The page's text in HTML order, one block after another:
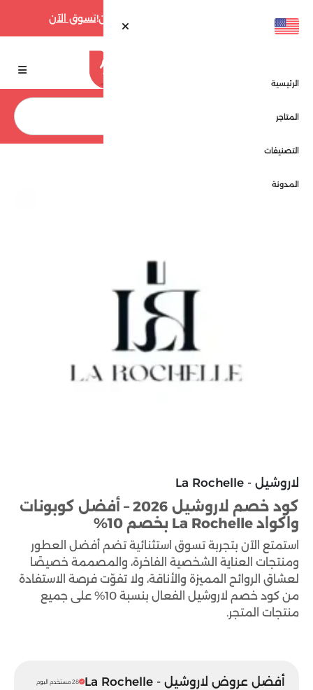
تسوق الآن
الرئيسية
المتاجر
التصنيفات
المدونة
لاروشيل - La Rochelle
كود خصم لاروشيل 2026 – أفضل كوبونات
واكواد La Rochelle بخصم 10%
استمتع الآن بتجربة تسوق استثنائية تضم أفضل العطور
ومنتجات العناية الشخصية الفاخرة، والمصممة خصيصًا
لعشاق الروائح المميزة والأناقة، ولا تفوّت فرصة الاستفادة
من كود خصم لاروشيل الفعال بنسبة 10% على جميع
منتجات المتجر.
أفضل عروض لاروشيل - La Rochelle 28 مستخدم اليوم